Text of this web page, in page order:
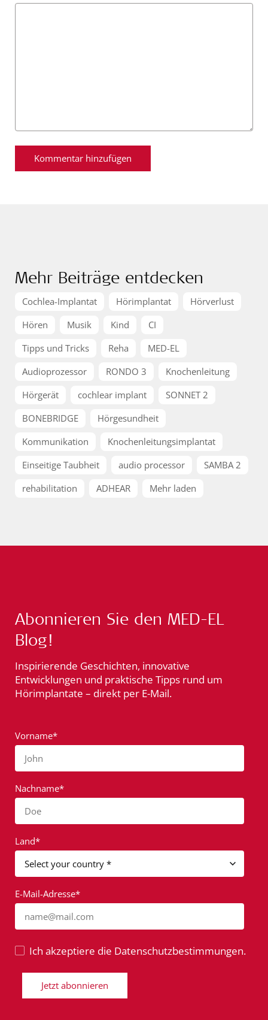
Mehr Beiträge entdecken
Cochlea-Implantat Hörimplantat
Hörverlust
Hören
Musik Kind
CI
Tipps und Tricks
Reha
MED-EL
Audioprozessor
RONDO 3
Knochenleitung
Hörgerät
cochlear implant
SONNET 2
BONEBRIDGE
Hörgesundheit
Kommunikation
Knochenleitungsimplantat
Einseitige Taubheit
audio processor
SAMBA 2
rehabilitation
ADHEAR Mehr laden
Abonnieren Sie den MED-EL
Blog!
Inspirierende Geschichten, innovative
Entwicklungen und praktische Tipps rund um
Hörimplantate – direkt per E-Mail.
Vorname*
John
Nachname*
Doe
Land*
E-Mail-Adresse*
name@mail.com
Ich akzeptiere die Datenschutzbestimmungen.
Jetzt abonnieren